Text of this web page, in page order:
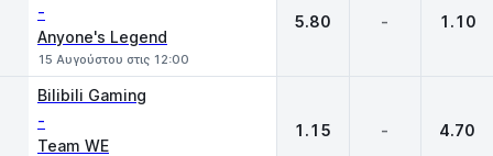
-
Anyone's Legend
15 Αυγούστου στις 12:00
5.80 - 1.10
Bilibili Gaming
-
Team WE
1.15 - 4.70